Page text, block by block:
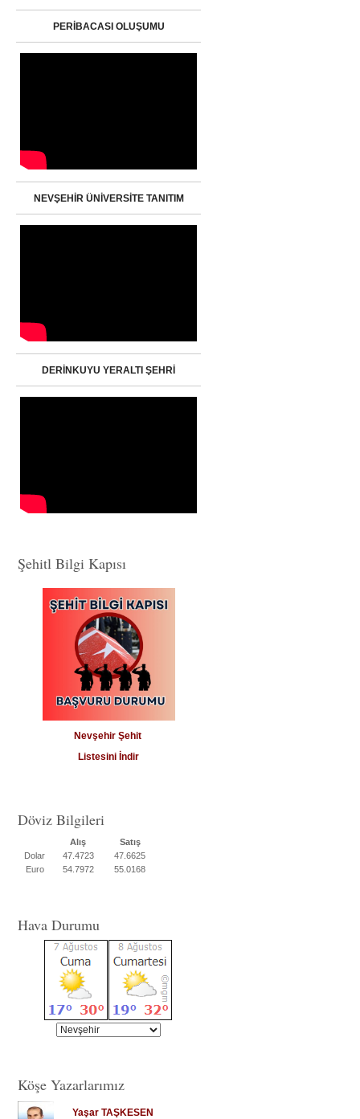
PERİBACASI OLUŞUMU
NEVŞEHİR ÜNİVERSİTE TANITIM
DERİNKUYU YERALTI ŞEHRİ
Şehitl Bilgi Kapısı
Nevşehir Şehit
Listesini İndir
Döviz Bilgileri
Alış
Satış
Dolar
47.4723
47.6625
Euro
54.7972 55.0168
Hava Durumu
Köşe Yazarlarımız
Yaşar TAŞKESEN